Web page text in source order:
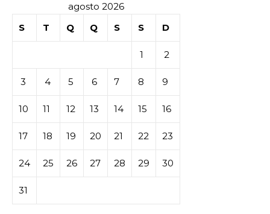
agosto 2026
S
T Q Q S S D
1 2
3 4 5 6 7 8 9
10 11 12 13 14 15 16
17 18 19 20 21 22 23
24 25 26 27 28 29 30
31